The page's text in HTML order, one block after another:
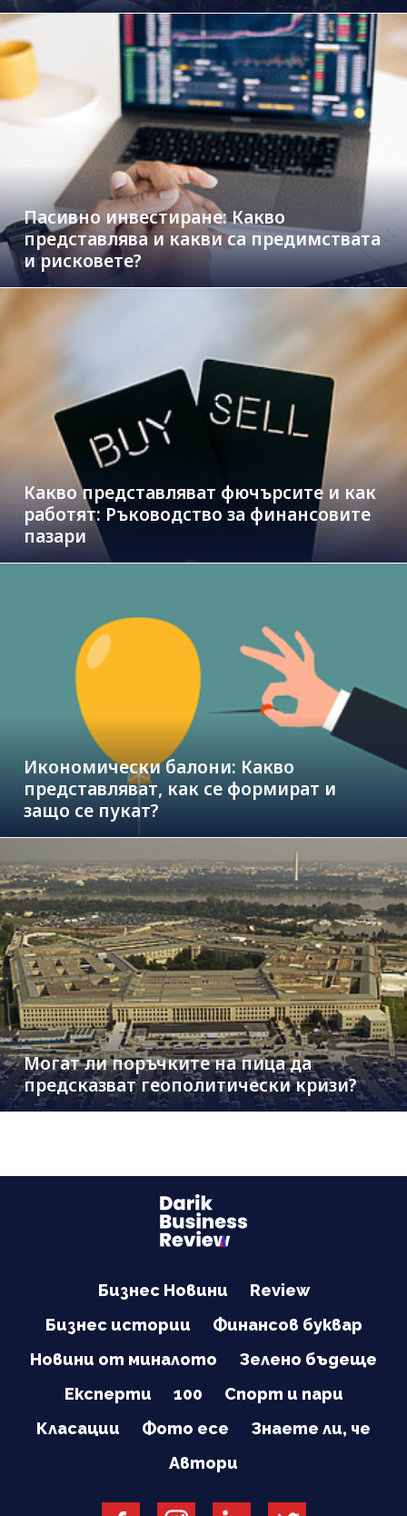
Пасивно инвестиране: Какво
представлява и какви са предимствата
и рисковете?
Какво представляват фючърсите и как
работят: Ръководство за финансовите
пазари
Икономически балони: Какво
представляват, как се формират и
защо се пукат?
Могат ли поръчките на пица да
предсказват геополитически кризи?
Бизнес Новини
Review
Бизнес истории
Финансов буквар
Новини от миналото
Зелено бъдеще
Експерти
100
Спорт и пари
Класации
Фото есе
Знаете ли, че
Автори